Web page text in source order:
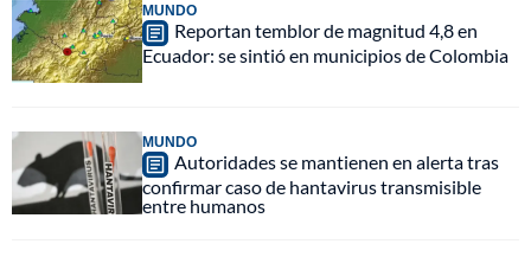
MUNDO
Reportan temblor de magnitud 4,8 en
Ecuador: se sintió en municipios de Colombia
MUNDO
Autoridades se mantienen en alerta tras
confirmar caso de hantavirus transmisible
entre humanos